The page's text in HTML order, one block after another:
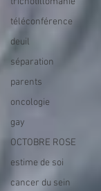
téléconférence
deuil
séparation
parents
oncologie
gay
OCTOBRE ROSE
estime de soi
cancer du sein